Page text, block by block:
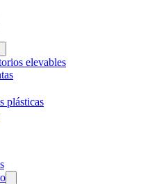
elevables
plásticas